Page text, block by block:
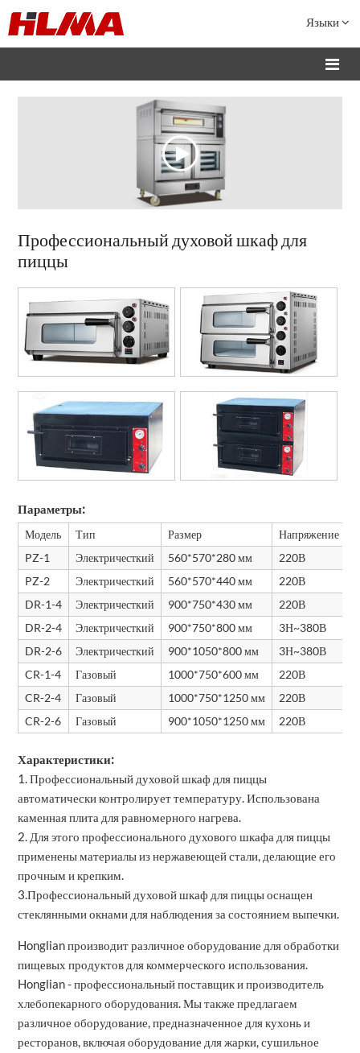
Языки
Профессиональный духовой шкаф для
пиццы
Параметры:
Модель Тип Размер Напряжение
PZ-1
Электричесткий 560*570*280 мм 220В
PZ-2
Электричесткий 560*570*440 мм 220В
DR-1-4
Электричесткий 900*750*430 мм 220В
DR-2-4
Электричесткий 900*750*800 мм 3Н~380В
DR-2-6
Электричесткий 900*1050*800 мм 3Н~380В
CR-1-4
Газовый 1000*750*600 мм 220В
CR-2-4
Газовый 1000*750*1250 мм 220В
CR-2-6
Газовый 900*1050*1250 мм 220В
Характеристики:
1. Профессиональный духовой шкаф для пиццы
автоматически контролирует температуру. Использована
каменная плита для равномерного нагрева.
2. Для этого профессионального духового шкафа для пиццы
применены материалы из нержавеющей стали, делающие его
прочным и крепким.
3.Профессиональный духовой шкаф для пиццы оснащен
стеклянными окнами для наблюдения за состоянием выпечки.
Honglian производит различное оборудование для обработки
пищевых продуктов для коммерческого использования.
Honglian - профессиональный поставщик и производитель
хлебопекарного оборудования. Мы также предлагаем
различное оборудование, предназначенное для кухонь и
ресторанов, включая оборудование для жарки, сушильное